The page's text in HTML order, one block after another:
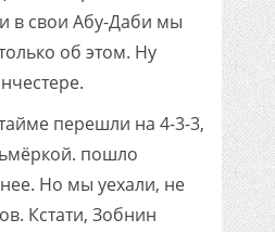
в свои Абу-Даби мы
об этом. Ну
перешли на 4-3-3,
пошло
Но мы уехали, не
Кстати, Зобнин